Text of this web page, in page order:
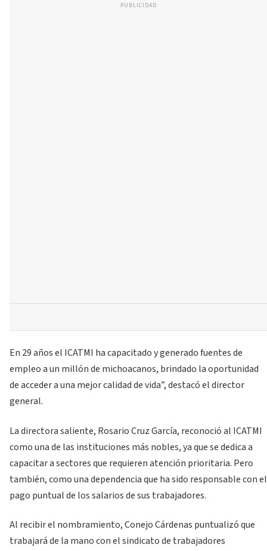
PUBLICIDAD
En 29 años el ICATMI ha capacitado y generado fuentes de
empleo a un millón de michoacanos, brindado la oportunidad
de acceder a una mejor calidad de vida”, destacó el director
general.
La directora saliente, Rosario Cruz García, reconoció al ICATMI
como una de las instituciones más nobles, ya que se dedica a
capacitar a sectores que requieren atención prioritaria. Pero
también, como una dependencia que ha sido responsable con el
pago puntual de los salarios de sus trabajadores.
Al recibir el nombramiento, Conejo Cárdenas puntualizó que
trabajará de la mano con el sindicato de trabajadores